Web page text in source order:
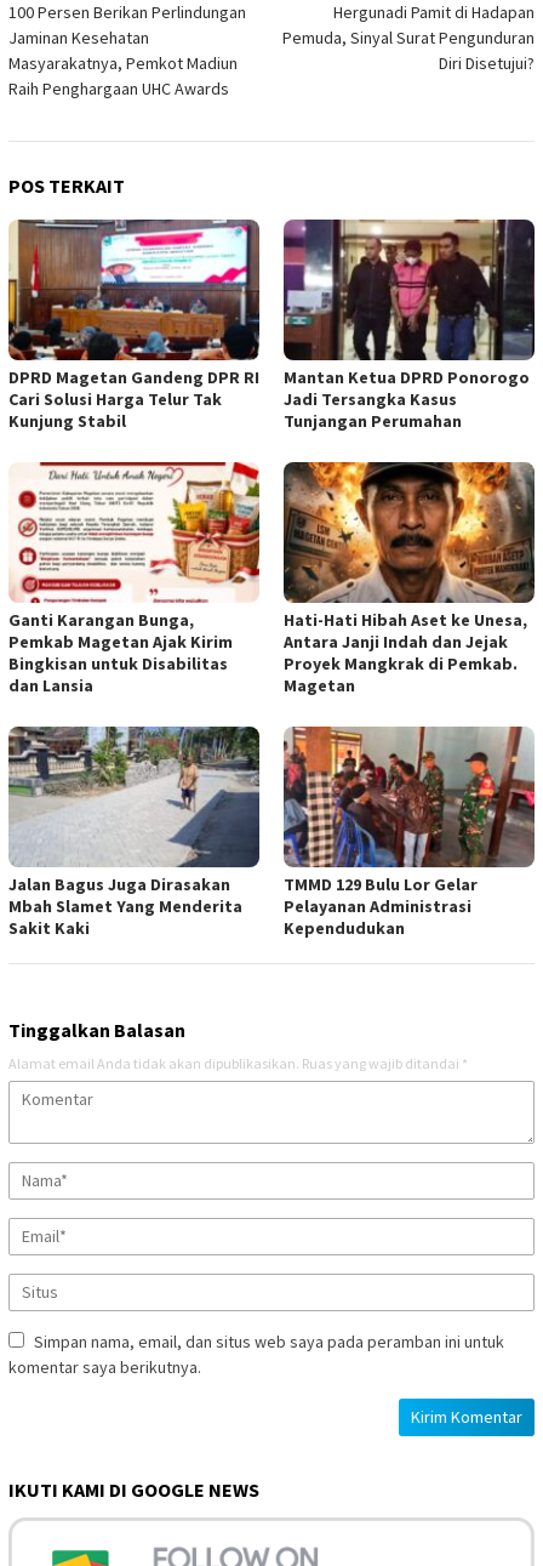
pos
100 Persen Berikan Perlindungan
Jaminan Kesehatan
Masyarakatnya, Pemkot Madiun
Raih Penghargaan UHC Awards
Hergunadi Pamit di Hadapan
Pemuda, Sinyal Surat Pengunduran
Diri Disetujui?
POS TERKAIT
DPRD Magetan Gandeng DPR RI
Cari Solusi Harga Telur Tak
Kunjung Stabil
Mantan Ketua DPRD Ponorogo
Jadi Tersangka Kasus
Tunjangan Perumahan
Ganti Karangan Bunga,
Pemkab Magetan Ajak Kirim
Bingkisan untuk Disabilitas
dan Lansia
Hati-Hati Hibah Aset ke Unesa,
Antara Janji Indah dan Jejak
Proyek Mangkrak di Pemkab.
Magetan
Jalan Bagus Juga Dirasakan
Mbah Slamet Yang Menderita
Sakit Kaki
TMMD 129 Bulu Lor Gelar
Pelayanan Administrasi
Kependudukan
Tinggalkan Balasan
Alamat email Anda tidak akan dipublikasikan. Ruas yang wajib ditandai *
Simpan nama, email, dan situs web saya pada peramban ini untuk
komentar saya berikutnya.
IKUTI KAMI DI GOOGLE NEWS